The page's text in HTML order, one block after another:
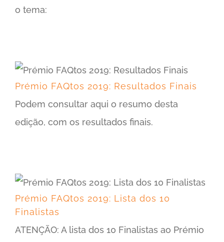
o tema:
Prémio FAQtos 2019: Resultados Finais
Podem consultar aqui o resumo desta
edição, com os resultados finais.
Prémio FAQtos 2019: Lista dos 10
Finalistas
ATENÇÃO: A lista dos 10 Finalistas ao Prémio